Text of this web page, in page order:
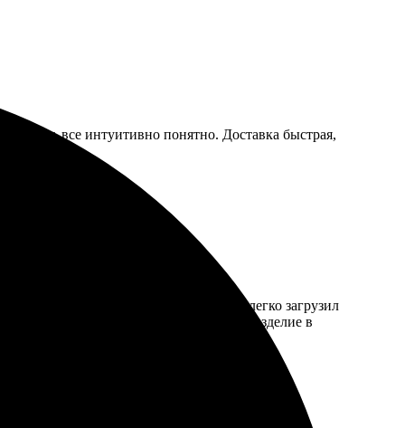
прост, все интуитивно понятно. Доставка быстрая,
На сайте понятный интерфейс, легко загрузил
быстро ответили. Забрал готовое изделие в
закажу.